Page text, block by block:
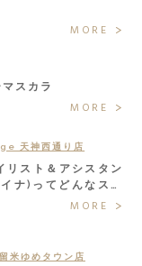
MORE
スカラ
MORE
天神西通り店
リスト＆アシスタン
ナ)ってどんなスタ
MORE
ゆめタウン店